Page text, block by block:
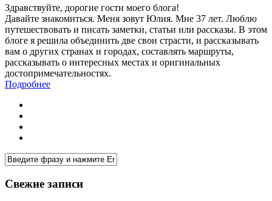
Здравствуйте, дорогие гости моего блога!
Давайте знакомиться. Меня зовут Юлия. Мне 37 лет. Люблю
путешествовать и писать заметки, статьи или рассказы. В этом
блоге я решила объединить две свои страсти, и рассказывать
вам о других странах и городах, составлять маршруты,
рассказывать о интересных местах и оригинальных
достопримечательностях.
Подробнее
Свежие записи